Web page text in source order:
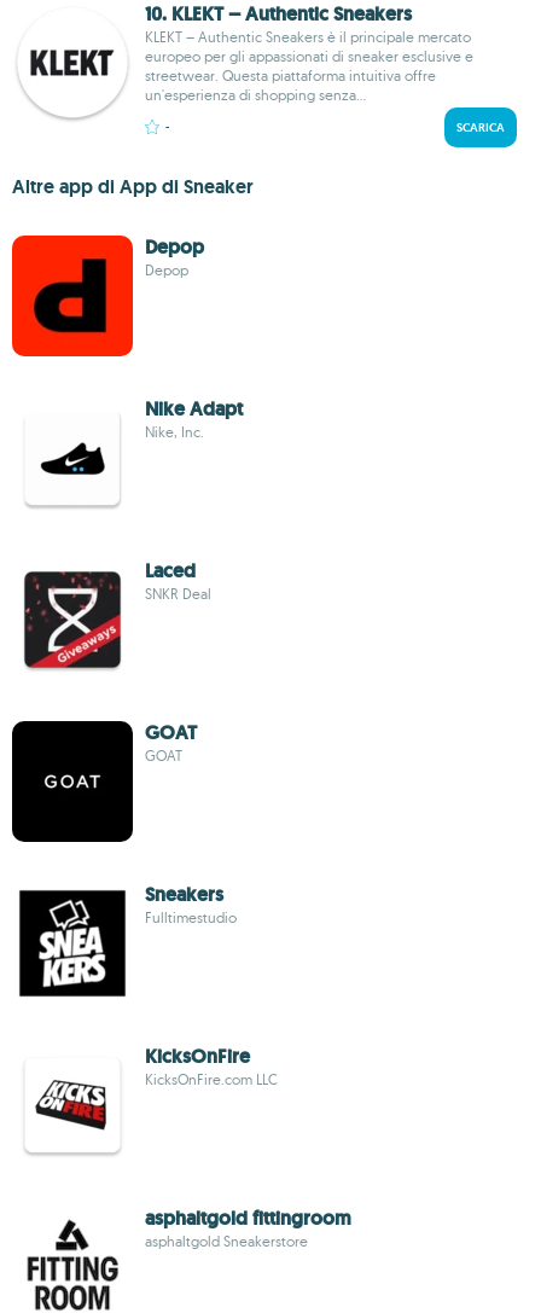
10. KLEKT – Authentic Sneakers
KLEKT – Authentic Sneakers è il principale mercato
europeo per gli appassionati di sneaker esclusive e
streetwear. Questa piattaforma intuitiva offre
un'esperienza di shopping senza...
- SCARICA
Altre app di App di Sneaker
Depop
Depop
Nike Adapt
Nike, Inc.
Laced
SNKR Deal
GOAT
GOAT
Sneakers
Fulltimestudio
KicksOnFire
KicksOnFire.com LLC
asphaltgold fittingroom
asphaltgold Sneakerstore